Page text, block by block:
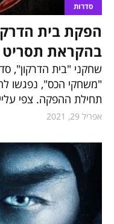
סדרות
הפקת בית
בהקראת
שחקני "בית הדרקון",
"משחקי הכס", נפגשו
תחילת ההפקה. צפי עלייה
אפריל 29, 2021